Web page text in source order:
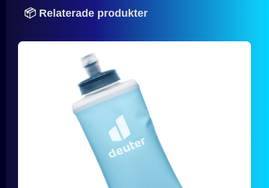
📦 Relaterade produkter